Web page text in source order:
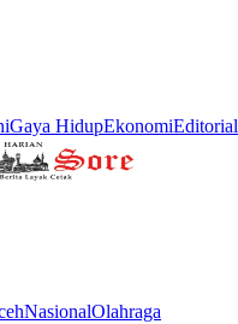
Gaya HidupEkonomiEditorial
NasionalOlahraga